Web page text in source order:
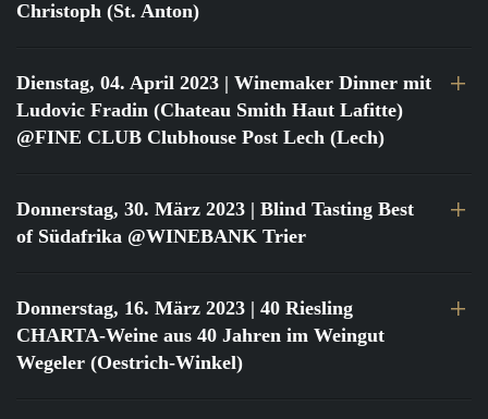
Christoph (St. Anton)
Dienstag, 04. April 2023 | Winemaker Dinner mit
Ludovic Fradin (Chateau Smith Haut Lafitte)
@FINE CLUB Clubhouse Post Lech (Lech)
Donnerstag, 30. März 2023 | Blind Tasting Best
of Südafrika @WINEBANK Trier
Donnerstag, 16. März 2023 | 40 Riesling
CHARTA-Weine aus 40 Jahren im Weingut
Wegeler (Oestrich-Winkel)